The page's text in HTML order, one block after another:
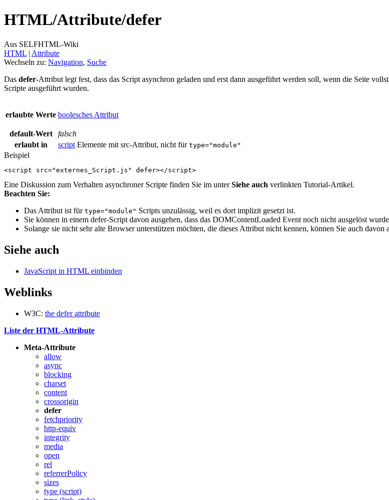
HTML/Attribute/defer
Aus SELFHTML-Wiki
HTML ‎ | Attribute
Wechseln zu: Navigation, Suche
Das defer-Attribut legt fest, dass das Script asynchron geladen und erst dann ausgeführt werden soll, wenn die Seite
Scripte ausgeführt wurden.
erlaubte Werte boolesches Attribut
default-Wert
falsch
erlaubt in
script Elemente mit src-Attribut, nicht für type="module"
Beispiel
<script src="externes_Script.js" defer></script>
Eine Diskussion zum Verhalten asynchroner Scripte finden Sie im unterSiehe auch verlinkten Tutorial-Artikel.
Beachten Sie:
Das Attribut ist für type="module" Scripts unzulässig, weil es dort implizit gesetzt ist.
Sie können in einem defer-Script davon ausgehen, dass das DOMContentLoaded Event noch nicht ausgelöst
Solange sie nicht sehr alte Browser unterstützen möchten, die dieses Attribut nicht kennen, können Sie auch davon
Siehe auch
JavaScript in HTML einbinden
Weblinks
W3C: the defer attribute
Liste der HTML-Attribute
Meta-Attribute
allow
async
blocking
charset
content
crossorigin
defer
fetchpriority
http-equiv
integrity
media
open
rel
referrerPolicy
sizes
type (script)